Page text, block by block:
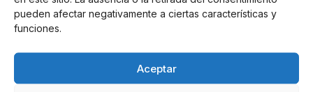
pueden afectar negativamente a ciertas características y
funciones.
Aceptar
Europea